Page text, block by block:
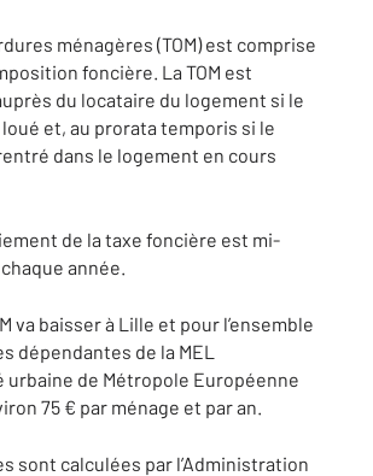
ménagères (TOM) est comprise
foncière. La TOM est
du locataire du logement si le
et, au prorata temporis si le
dans le logement en cours
de la taxe foncière est mi-
année.
va baisser à Lille et pour l’ensemble
dépendantes de la MEL
urbaine de Métropole Européenne
75 € par ménage et par an.
sont calculées par l’Administration